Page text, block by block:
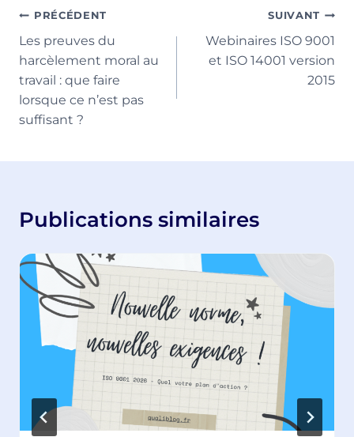
Navigation
de
l’article
PRÉCÉDENT
Les preuves du
harcèlement moral au
travail : que faire
lorsque ce n’est pas
suffisant ?
SUIVANT
Webinaires ISO 9001
et ISO 14001 version
2015
Publications similaires